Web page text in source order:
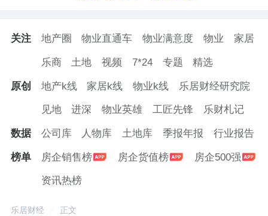
关注 地产圈 物业直通车 物业满意度 物业 家居
乐商 土地 视频 7*24 专题 精选
原创 地产k线 家居k线 物业k线 乐居财经研究院
见地 进深 物业英雄 工匠先锋 乐财札记
数据 公司库 人物库 土地库 季报年报 行业报告
榜单 房企销售榜 房企货值榜 房企500强
资讯热榜
乐居财经 正文